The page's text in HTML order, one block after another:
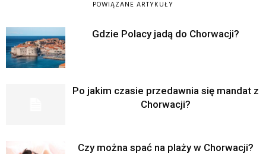
POWIĄZANE ARTYKUŁY
Gdzie Polacy jadą do Chorwacji?
Po jakim czasie przedawnia się mandat z
Chorwacji?
Czy można spać na plaży w Chorwacji?